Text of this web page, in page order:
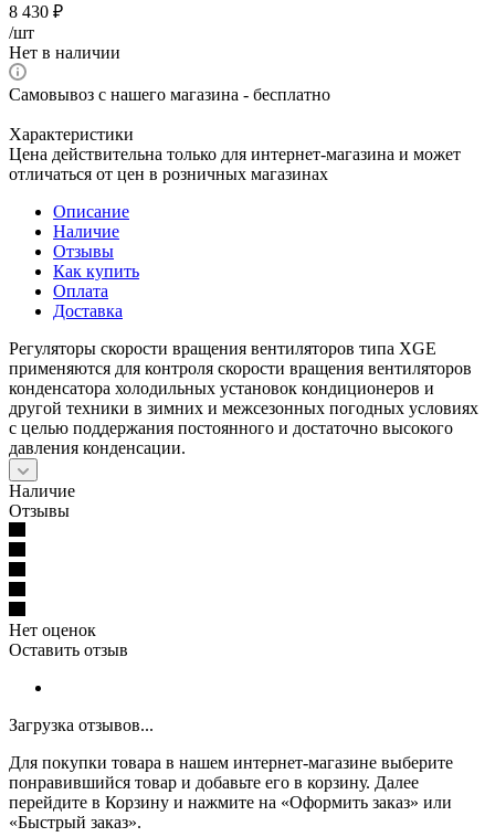
8 430 ₽
/шт
Нет в наличии
Самовывоз с нашего магазина - бесплатно
Характеристики
Цена действительна только для интернет-магазина и может
отличаться от цен в розничных магазинах
Описание
Наличие
Отзывы
Как купить
Оплата
Доставка
Регуляторы скорости вращения вентиляторов типа XGE
применяются для контроля скорости вращения вентиляторов
конденсатора холодильных установок кондиционеров и
другой техники в зимних и межсезонных погодных условиях
с целью поддержания постоянного и достаточно высокого
давления конденсации.
Наличие
Отзывы
Нет оценок
Оставить отзыв
Загрузка отзывов...
Для покупки товара в нашем интернет-магазине выберите
понравившийся товар и добавьте его в корзину. Далее
перейдите в Корзину и нажмите на «Оформить заказ» или
«Быстрый заказ».